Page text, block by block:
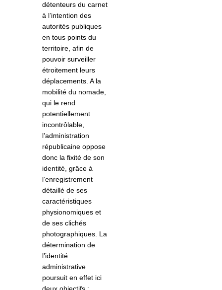
détenteurs du carnet
à l’intention des
autorités publiques
en tous points du
territoire, afin de
pouvoir surveiller
étroitement leurs
déplacements. A la
mobilité du nomade,
qui le rend
potentiellement
incontrôlable,
l’administration
républicaine oppose
donc la fixité de son
identité, grâce à
l’enregistrement
détaillé de ses
caractéristiques
physionomiques et
de ses clichés
photographiques. La
détermination de
l’identité
administrative
poursuit en effet ici